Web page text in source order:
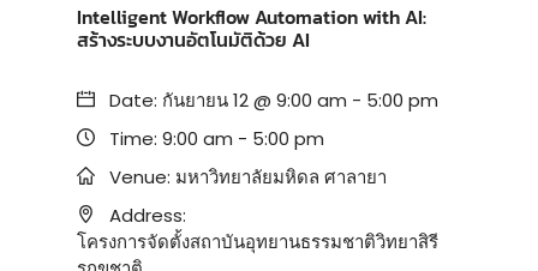
Intelligent Workflow Automation with AI:
สร้างระบบงานอัตโนมัติด้วย AI
Date: กันยายน 12 @ 9:00 am - 5:00 pm
Time: 9:00 am - 5:00 pm
Venue: มหาวิทยาลัยมหิดล ศาลายา
Address:
โครงการจัดตั้งสถาบันอุทยานธรรมชาติวิทยาสิรี